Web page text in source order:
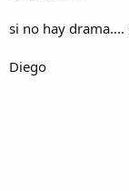
si no hay drama....
Diego